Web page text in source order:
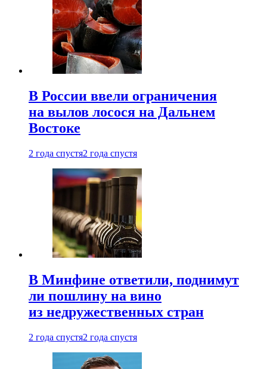
В России ввели ограничения
на вылов лосося на Дальнем
Востоке
2 года спустя2 года спустя
В Минфине ответили, поднимут
ли пошлину на вино
из недружественных стран
2 года спустя2 года спустя